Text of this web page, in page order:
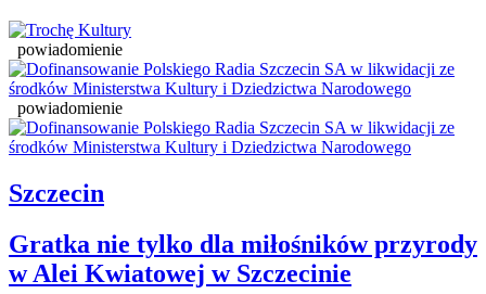
powiadomienie
powiadomienie
Szczecin
Gratka nie tylko dla miłośników przyrody
w Alei Kwiatowej w Szczecinie